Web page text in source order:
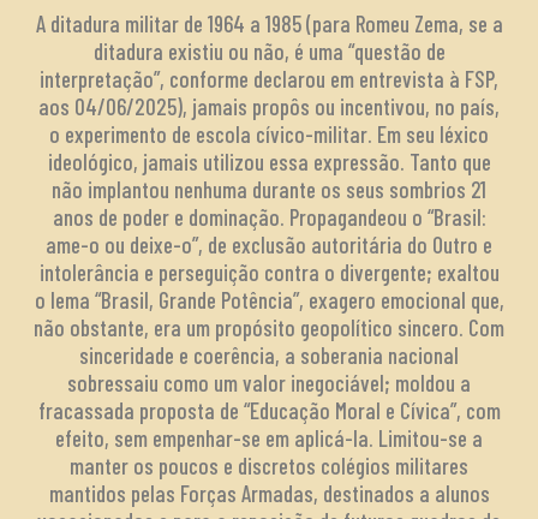
A ditadura militar de 1964 a 1985 (para Romeu Zema, se a
ditadura existiu ou não, é uma “questão de
interpretação”, conforme declarou em entrevista à FSP,
aos 04/06/2025), jamais propôs ou incentivou, no país,
o experimento de escola cívico-militar. Em seu léxico
ideológico, jamais utilizou essa expressão. Tanto que
não implantou nenhuma durante os seus sombrios 21
anos de poder e dominação. Propagandeou o “Brasil:
ame-o ou deixe-o”, de exclusão autoritária do Outro e
intolerância e perseguição contra o divergente; exaltou
o lema “Brasil, Grande Potência”, exagero emocional que,
não obstante, era um propósito geopolítico sincero. Com
sinceridade e coerência, a soberania nacional
sobressaiu como um valor inegociável; moldou a
fracassada proposta de “Educação Moral e Cívica”, com
efeito, sem empenhar-se em aplicá-la. Limitou-se a
manter os poucos e discretos colégios militares
mantidos pelas Forças Armadas, destinados a alunos